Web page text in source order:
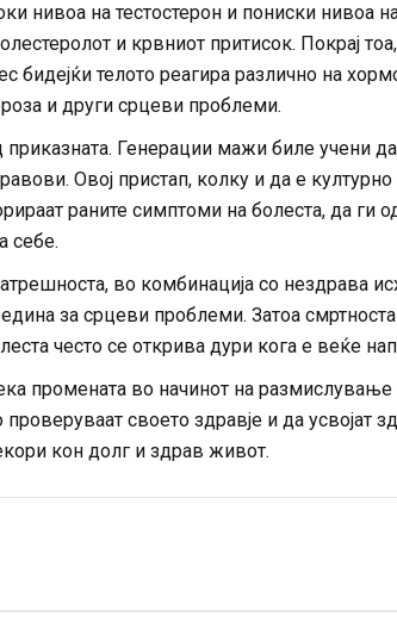
нивоа на тестостерон и пониски нивоа
и крвниот притисок. Покрај
бидејќи телото реагира различно на
и други срцеви проблеми.
приказната. Генерации мажи биле учени
Овој пристап, колку и да е
раните симптоми на болеста, да ги
себе.
во комбинација со нездрава
за срцеви проблеми. Затоа
често се открива дури кога е веќе
промената во начинот на
своето здравје и да усвојат
кон долг и здрав живот.